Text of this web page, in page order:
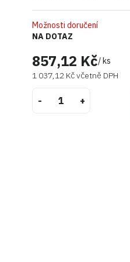
857,12 Kč/ ks
1 037,12 Kč včetně DPH
NA DOTAZ
Možnosti doručení